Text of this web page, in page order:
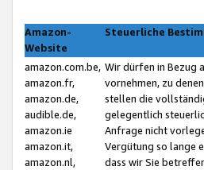
Amazon-
Website
Steuerliche
amazon.com.be,
amazon.fr,
amazon.de,
audible.de,
amazon.ie
amazon.it,
amazon.nl,
Wir dürfen in Bezug
vornehmen, zu
stellen die
gelegentlich
Anfrage nicht
Vergütung so lange
dass wir Sie